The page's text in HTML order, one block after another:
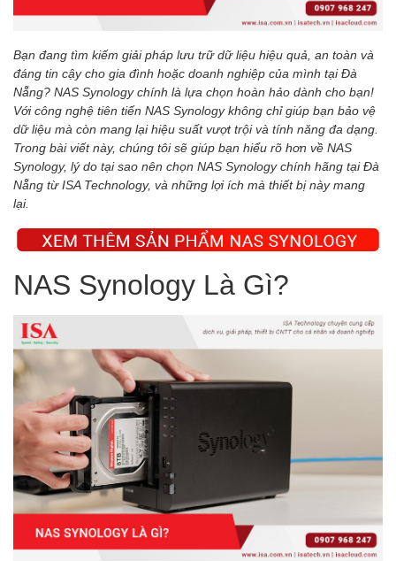
Bạn đang tìm kiếm giải pháp lưu trữ dữ liệu hiệu quả, an toàn và
đáng tin cậy cho gia đình hoặc doanh nghiệp của mình tại Đà
Nẵng? NAS Synology chính là lựa chọn hoàn hảo dành cho bạn!
Với công nghệ tiên tiến NAS Synology không chỉ giúp bạn bảo vệ
dữ liệu mà còn mang lại hiệu suất vượt trội và tính năng đa dạng.
Trong bài viết này, chúng tôi sẽ giúp bạn hiểu rõ hơn về NAS
Synology, lý do tại sao nên chọn NAS Synology chính hãng tại Đà
Nẵng từ ISA Technology, và những lợi ích mà thiết bị này mang
lại.
NAS Synology Là Gì?